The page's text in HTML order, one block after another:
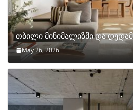
თბილი მინიმალიზმი და
May 26, 2026